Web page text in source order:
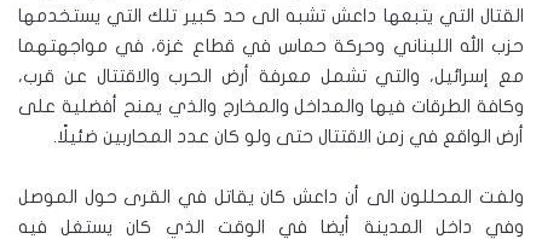
القتال التي يتبعها داعش تشبه الى حد كبير تلك التي يستخدمها
حزب الله اللبناني وحركة حماس في قطاع غزة، في مواجهتهما
مع إسرائيل، والتي تشمل معرفة أرض الحرب والاقتتال عن قرب،
وكافة الطرقات فيها والمداخل والمخارج والذي يمنح أفضلية على
أرض الواقع في زمن الاقتتال حتى ولو كان عدد المحاربين ضئيلًا.
ولفت المحللون الى أن داعش كان يقاتل في القرى حول الموصل
وفي داخل المدينة أيضا في الوقت الذي كان يستغل فيه